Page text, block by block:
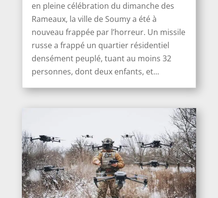
en pleine célébration du dimanche des
Rameaux, la ville de Soumy a été à
nouveau frappée par l’horreur. Un missile
russe a frappé un quartier résidentiel
densément peuplé, tuant au moins 32
personnes, dont deux enfants, et...